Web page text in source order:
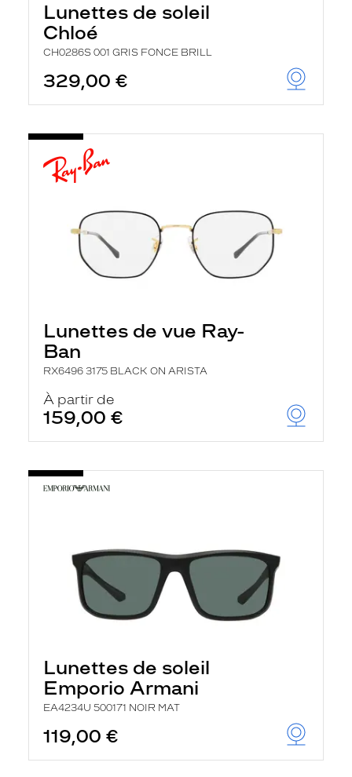
Lunettes de soleil
Chloé
CH0286S 001 GRIS FONCE BRILL
329,00 €
Lunettes de vue Ray-
Ban
RX6496 3175 BLACK ON ARISTA
À partir de
159,00 €
Lunettes de soleil
Emporio Armani
EA4234U 500171 NOIR MAT
119,00 €